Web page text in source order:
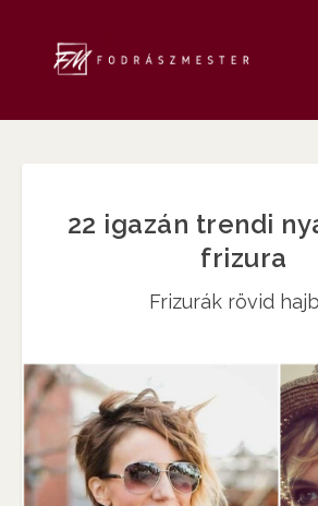
22 igazán trendi
frizura
Frizurák rövid